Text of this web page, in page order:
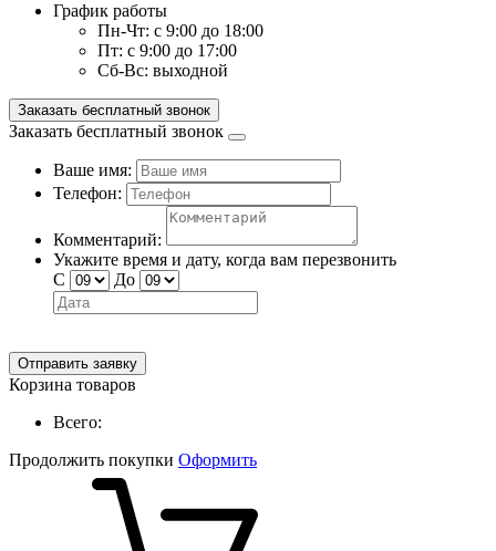
График работы
Пн-Чт: с 9:00 до 18:00
Пт: с 9:00 до 17:00
Сб-Вс: выходной
Заказать бесплатный звонок
Заказать бесплатный звонок
Ваше имя:
Телефон:
Комментарий:
Укажите время и дату, когда вам перезвонить
С
До
Отправить заявку
Корзина товаров
Всего:
Продолжить покупки Оформить